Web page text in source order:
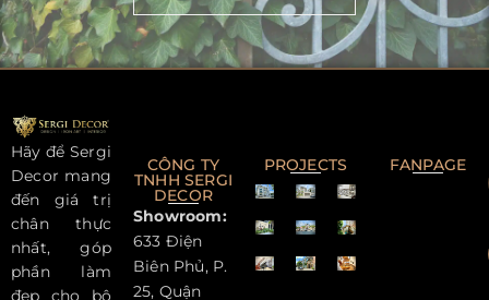
Hãy để Sergi
Decor mang
đến giá trị
chân thực
nhất, góp
phần làm
CÔNG TY
TNHH SERGI
DECOR
Showroom:
633 Điện
Biên Phủ, P.
25, Quận
PROJECTS FANPAGE